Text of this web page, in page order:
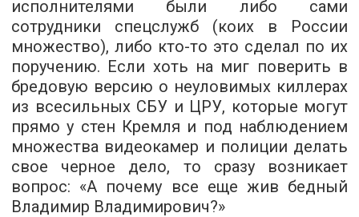
исполнителями были либо сами
сотрудники спецслужб (коих в России
множество), либо кто-то это сделал по их
поручению. Если хоть на миг поверить в
бредовую версию о неуловимых киллерах
из всесильных СБУ и ЦРУ, которые могут
прямо у стен Кремля и под наблюдением
множества видеокамер и полиции делать
свое черное дело, то сразу возникает
вопрос: «А почему все еще жив бедный
Владимир Владимирович?»